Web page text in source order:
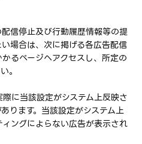
信停止及び行動履歴情報等の提
場合は、次に掲げる各広告配信
るページへアクセスし、所定の
。
に当該設定がシステム上反映さ
ります。当該設定がシステム上
ングによらない広告が表示され